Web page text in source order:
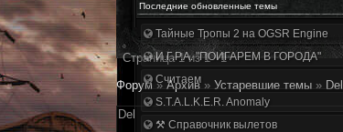
Последние обновленные темы
Тайные Тропы 2 на OGSR Engine
И.Г.Р.А. "ПОИГАРЕМ В ГОРОДА"
Считаем
S.T.A.L.K.E.R. Anomaly
⚒ Справочник вылетов
Страница1из1 1
Форум » Архив » Устаревшие темы » Del
Del